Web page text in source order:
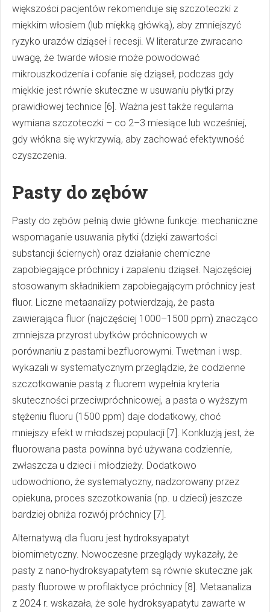
większości pacjentów rekomenduje się szczoteczki z
miękkim włosiem (lub miękką główką), aby zmniejszyć
ryzyko urazów dziąseł i recesji. W literaturze zwracano
uwagę, że twarde włosie może powodować
mikrouszkodzenia i cofanie się dziąseł, podczas gdy
miękkie jest równie skuteczne w usuwaniu płytki przy
prawidłowej technice [6]. Ważna jest także regularna
wymiana szczoteczki – co 2–3 miesiące lub wcześniej,
gdy włókna się wykrzywią, aby zachować efektywność
czyszczenia.
Pasty do zębów
Pasty do zębów pełnią dwie główne funkcje: mechaniczne
wspomaganie usuwania płytki (dzięki zawartości
substancji ściernych) oraz działanie chemiczne
zapobiegające próchnicy i zapaleniu dziąseł. Najczęściej
stosowanym składnikiem zapobiegającym próchnicy jest
fluor. Liczne metaanalizy potwierdzają, że pasta
zawierająca fluor (najczęściej 1000–1500 ppm) znacząco
zmniejsza przyrost ubytków próchnicowych w
porównaniu z pastami bezfluorowymi. Twetman i wsp.
wykazali w systematycznym przeglądzie, że codzienne
szczotkowanie pastą z fluorem wypełnia kryteria
skuteczności przeciwpróchnicowej, a pasta o wyższym
stężeniu fluoru (1500 ppm) daje dodatkowy, choć
mniejszy efekt w młodszej populacji [7]. Konkluzją jest, że
fluorowana pasta powinna być używana codziennie,
zwłaszcza u dzieci i młodzieży. Dodatkowo
udowodniono, że systematyczny, nadzorowany przez
opiekuna, proces szczotkowania (np. u dzieci) jeszcze
bardziej obniża rozwój próchnicy [7].
Alternatywą dla fluoru jest hydroksyapatyt
biomimetyczny. Nowoczesne przeglądy wykazały, że
pasty z nano-hydroksyapatytem są równie skuteczne jak
pasty fluorowe w profilaktyce próchnicy [8]. Metaanaliza
z 2024 r. wskazała, że sole hydroksyapatytu zawarte w